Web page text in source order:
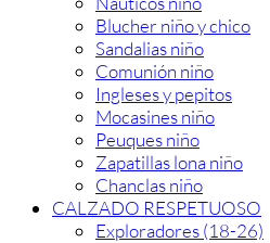
Blucher niño y chico
Sandalias niño
Comunión niño
Ingleses y pepitos
Mocasines niño
Peuques niño
Zapatillas lona niño
Chanclas niño
CALZADO RESPETUOSO
Exploradores (18-26)